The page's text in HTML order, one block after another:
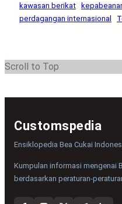
kawasan berikat
perdagangan internasional
Scroll to Top
Customspedia
Ensiklopedia Bea Cukai
Kumpulan informasi mengenai
berdasarkan peraturan-